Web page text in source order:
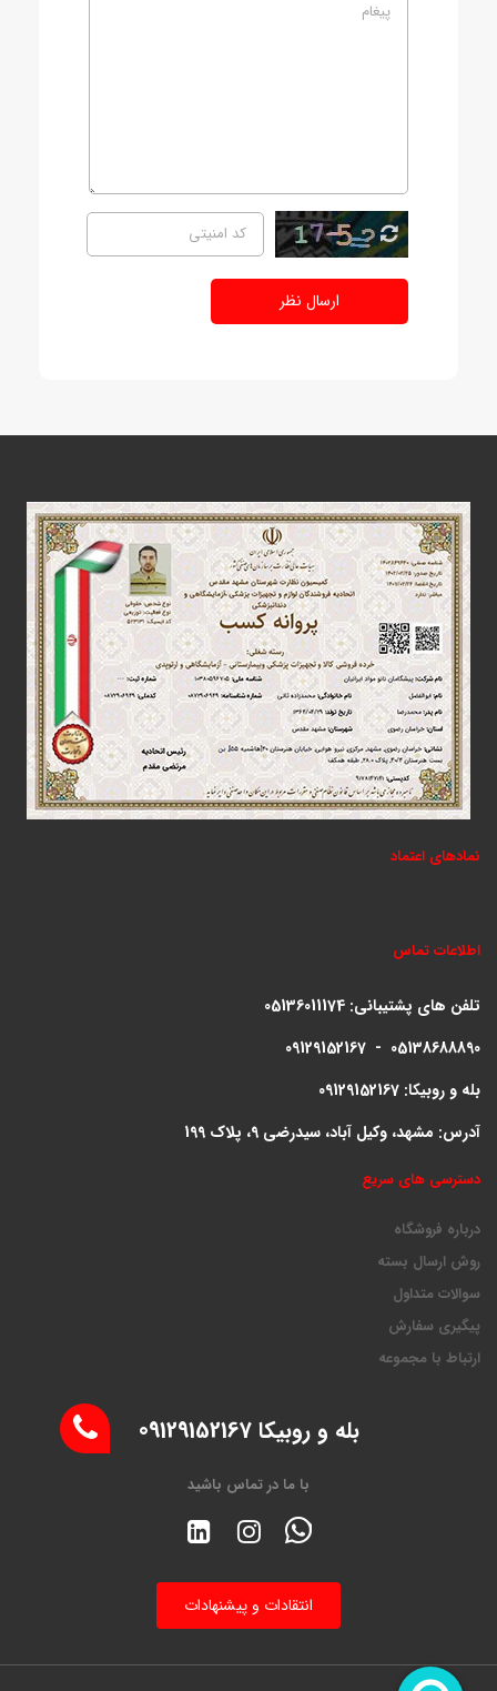
ارسال نظر
نمادهای اعتماد
اطلاعات تماس
تلفن های پشتیبانی: 05136011174
09129152167 - 05138688890
بله و روبیکا: 09129152167
آدرس: مشهد، وکیل آباد، سیدرضی 9، پلاک 199
دسترسی های سریع
درباره فروشگاه
روش ارسال بسته
سوالات متداول
پیگیری سفارش
ارتباط با مجموعه
بله و روبیکا 09129152167
با ما در تماس باشید
انتقادات و پیشنهادات